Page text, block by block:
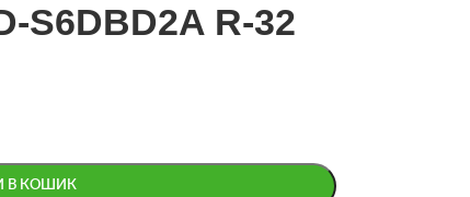
S6DBD2A R-32
В КОШИК